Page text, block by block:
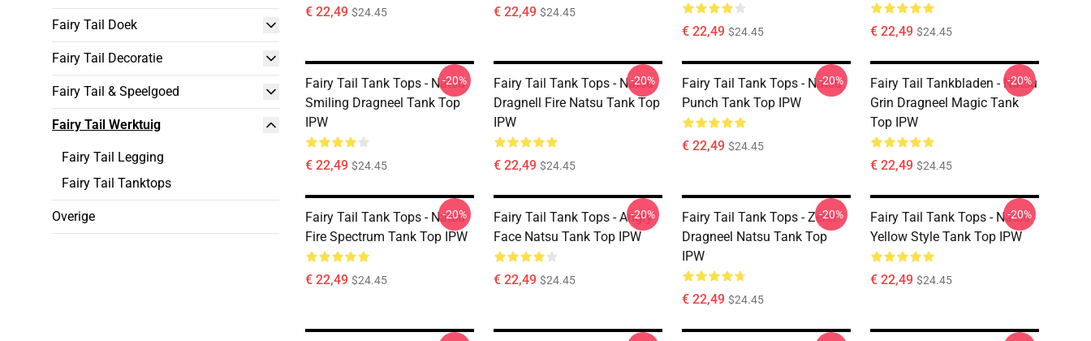
Fairy Tail Doek
Fairy Tail Decoratie
Fairy Tail & Speelgoed
Fairy Tail Werktuig
Fairy Tail Legging
Fairy Tail Tanktops
Overige
€ 22,49 $24.45 € 22,49 $24.45
€ 22,49 $24.45 € 22,49 $24.45
Fairy Tail Tank Tops - Natsu
Smiling Dragneel Tank Top
IPW
€ 22,49 $24.45
-20%
Fairy Tail Tank Tops - Natsu
Dragnell Fire Natsu Tank Top
IPW
€ 22,49 $24.45
-20%
Fairy Tail Tank Tops - Natsu
Punch Tank Top IPW
€ 22,49 $24.45
-20%
Fairy Tail Tankbladen - Natsu
Grin Dragneel Magic Tank
Top IPW
€ 22,49 $24.45
-20%
Fairy Tail Tank Tops - Natsu
Fire Spectrum Tank Top IPW
€ 22,49 $24.45
-20%
Fairy Tail Tank Tops - Angry
Face Natsu Tank Top IPW
€ 22,49 $24.45
-20%
Fairy Tail Tank Tops - Zeref
Dragneel Natsu Tank Top
IPW
€ 22,49 $24.45
-20%
Fairy Tail Tank Tops - Natsu
Yellow Style Tank Top IPW
€ 22,49 $24.45
-20%